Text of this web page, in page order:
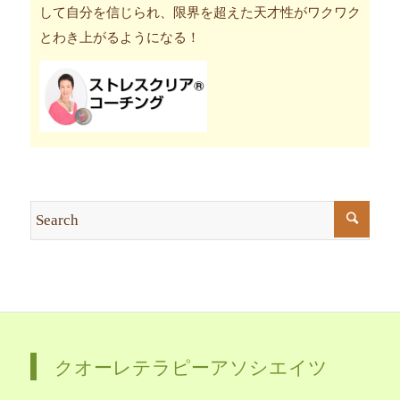
して自分を信じられ、限界を超えた天才性がワクワク
とわき上がるようになる！
クオーレテラピーアソシエイツ